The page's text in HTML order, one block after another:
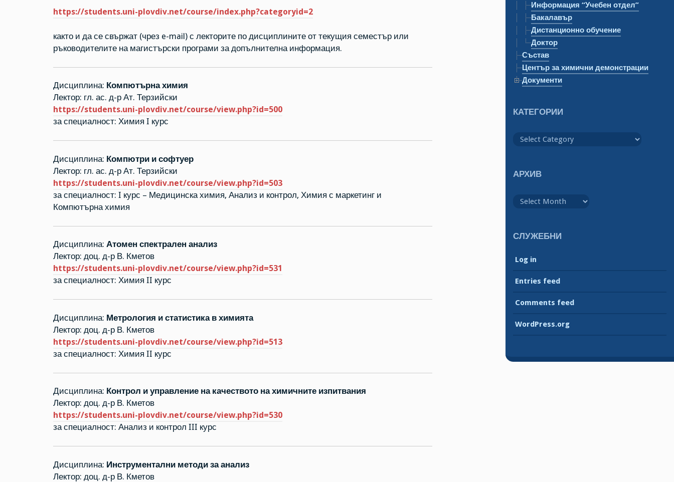
https://students.uni-plovdiv.net/course/index.php?categoryid=2
както и да се свържат (чрез e-mail) с лекторите по дисциплините от текущия семестър или
ръководителите на магистърски програми за допълнителна информация.
Дисциплина: Компютърна химия
Лектор: гл. ас. д-р Ат. Терзийски
https://students.uni-plovdiv.net/course/view.php?id=500
за специалност: Химия I курс
Дисциплина: Компютри и софтуер
Лектор: гл. ас. д-р Ат. Терзийски
https://students.uni-plovdiv.net/course/view.php?id=503
за специалност: I курс – Медицинска химия, Анализ и контрол, Химия с маркетинг и
Компютърна химия
Дисциплина: Атомен спектрален анализ
Лектор: доц. д-р В. Кметов
https://students.uni-plovdiv.net/course/view.php?id=531
за специалност: Химия II курс
Дисциплина: Метрология и статистика в химията
Лектор: доц. д-р В. Кметов
https://students.uni-plovdiv.net/course/view.php?id=513
за специалност: Химия II курс
Дисциплина: Контрол и управление на качеството на химичните изпитвания
Лектор: доц. д-р В. Кметов
https://students.uni-plovdiv.net/course/view.php?id=530
за специалност: Анализ и контрол III курс
Дисциплина: Инструментални методи за анализ
Лектор: доц. д-р В. Кметов
Информация “Учебен отдел”
Бакалавър
Дистанционно обучение
Доктор
Състав
Център за химични демонстрации
Документи
КАТЕГОРИИ
АРХИВ
СЛУЖЕБНИ
Log in
Entries feed
Comments feed
WordPress.org